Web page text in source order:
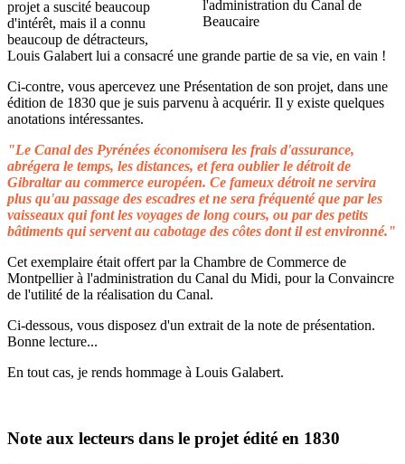
projet a suscité beaucoup
d'intérêt, mais il a connu
beaucoup de détracteurs,
Louis Galabert lui a consacré une grande partie de sa vie, en vain !
Ci-contre, vous apercevez une Présentation de son projet, dans une
édition de 1830 que je suis parvenu à acquérir. Il y existe quelques
anotations intéressantes.
"Le Canal des Pyrénées économisera les frais d'assurance,
abrégera le temps, les distances, et fera oublier le détroit de
Gibraltar au commerce européen. Ce fameux détroit ne servira
plus qu'au passage des escadres et ne sera fréquenté que par les
vaisseaux qui font les voyages de long cours, ou par des petits
bâtiments qui servent au cabotage des côtes dont il est environné."
Cet exemplaire était offert par la Chambre de Commerce de
Montpellier à l'administration du Canal du Midi, pour la Convaincre
de l'utilité de la réalisation du Canal.
Ci-dessous, vous disposez d'un extrait de la note de présentation.
Bonne lecture...
En tout cas, je rends hommage à Louis Galabert.
Note aux lecteurs dans le projet édité en 1830